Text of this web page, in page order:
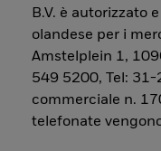
B.V. è autorizzato
olandese per i
Amstelplein 1,
549 5200, Tel:
commerciale n.
telefonate